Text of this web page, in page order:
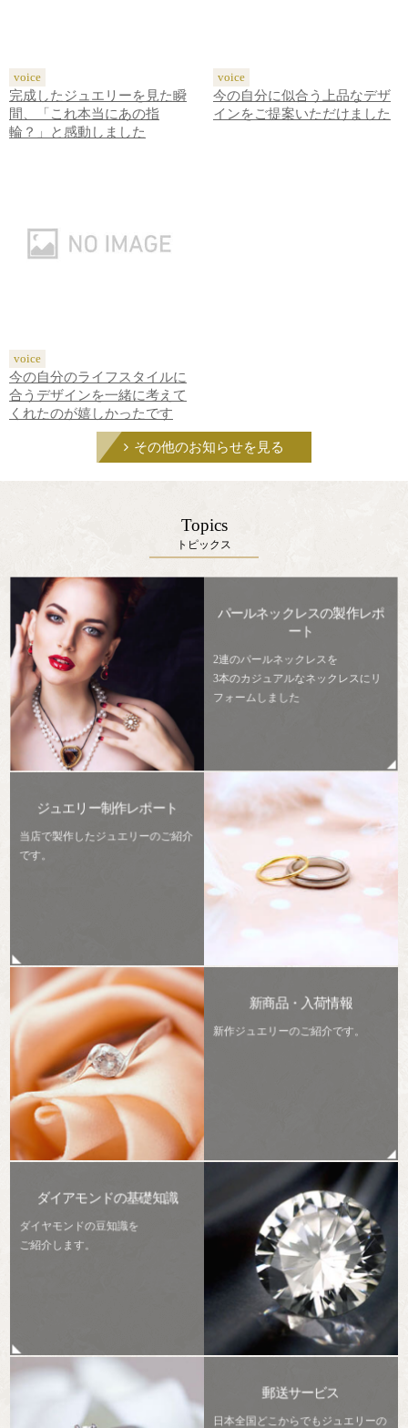
voice
完成したジュエリーを見た瞬
間、「これ本当にあの指
輪？」と感動しました
voice
今の自分に似合う上品なデザ
インをご提案いただけました
voice
今の自分のライフスタイルに
合うデザインを一緒に考えて
くれたのが嬉しかったです
その他のお知らせを見る
Topics
トピックス
パールネックレスの製作レポ
ート
2連のパールネックレスを
3本のカジュアルなネックレスにリ
フォームしました
ジュエリー制作レポート
当店で製作したジュエリーのご紹介
です。
新商品・入荷情報
新作ジュエリーのご紹介です。
ダイアモンドの基礎知識
ダイヤモンドの豆知識を
ご紹介します。
郵送サービス
日本全国どこからでもジュエリーの